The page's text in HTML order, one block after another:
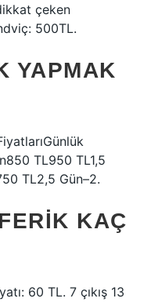
çeken
500TL.
YAPMAK
TL950 TL1,5
TL2,5 Gün–2.
KAÇ
60 TL. 7 çıkış 13